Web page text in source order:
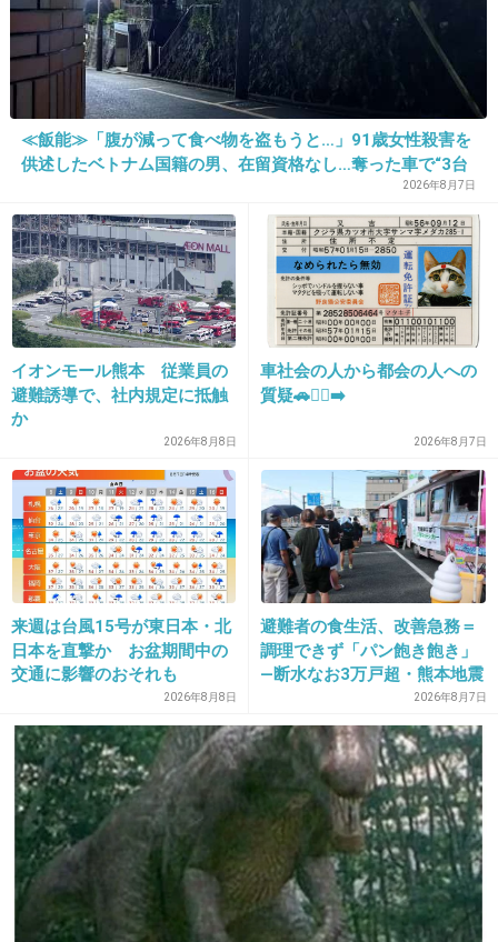
17. 匿名2025/05/02(金) 22:53:34
実際ここ数年の時代の変化すごくない？ 今ま
で当たり前だったことが崩壊していって新しい
価値観がどんどん台頭してきてるもんね
-0
18. 匿名2025/05/02(金) 22:53:38
双子座だけどなんかいいことあるの？
+33 -2
19. 匿名2025/05/02(金) 22:54:02
ライツとアセンが風星座の人、生きやすくなっ
た？
+10 -0
20. 匿名2025/05/02(金) 22:54:20
芸能界を見るとそんな感じなんですかね
2件の返信
≪飯能≫「腹が減って食べ物を盗もうと…」91歳女性殺害を
供述したベトナム国籍の男、在留資格なし…奪った車で“3台
2026年8月7日
イオンモール熊本 従業員の
避難誘導で、社内規定に抵触
か
2026年8月8日
車社会の人から都会の人への
質疑🚗🏃‍♀️‍➡️
2026年8月7日
来週は台風15号が東日本・北
日本を直撃か お盆期間中の
交通に影響のおそれも
2026年8月8日
避難者の食生活、改善急務＝
調理できず「パン飽き飽き」
―断水なお3万戸超・熊本地震
2026年8月7日